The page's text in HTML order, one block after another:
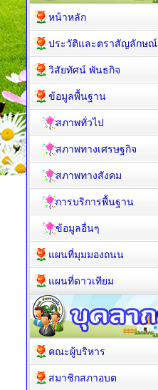
หน้าหลัก
ประวัติและตราสัญลักษณ์
วิสัยทัศน์ พันธกิจ
ข้อมูลพื้นฐาน
สภาพทั่วไป
สภาพทางเศรษฐกิจ
สภาพทางสังคม
การบริการพื้นฐาน
ข้อมูลอื่นๆ
แผนที่มุมมองถนน
แผนที่ดาวเทียม
คณะผู้บริหาร
สมาชิกสภาอบต